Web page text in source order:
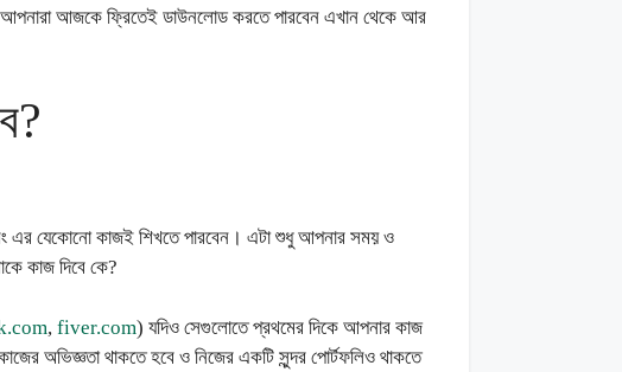
আজকে ফ্রিতেই ডাউনলোড করতে পারবেন এখান থেকে আর
এর যেকোনো কাজই শিখতে পারবেন। এটা শুধু আপনার সময় ও
কাজ দিবে কে?
, fiver.com) যদিও সেগুলোতে প্রথমের দিকে আপনার কাজ
অভিজ্ঞতা থাকতে হবে ও নিজের একটি সুন্দর পোর্টফলিও থাকতে